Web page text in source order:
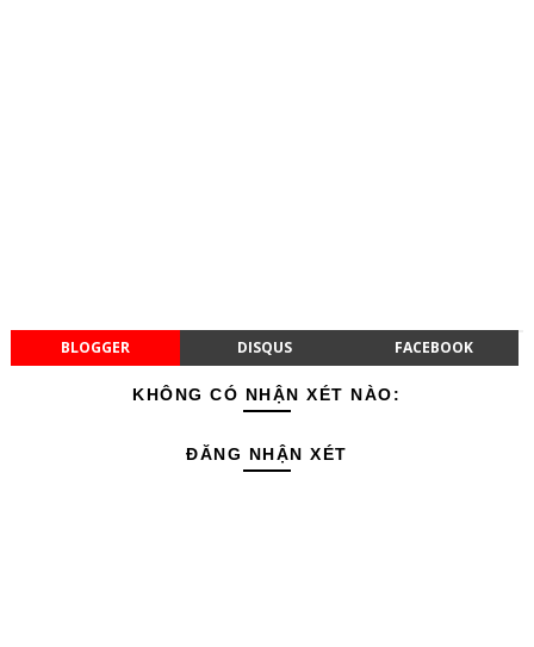
BLOGGER DISQUS FACEBOOK
KHÔNG CÓ NHẬN XÉT NÀO:
ĐĂNG NHẬN XÉT